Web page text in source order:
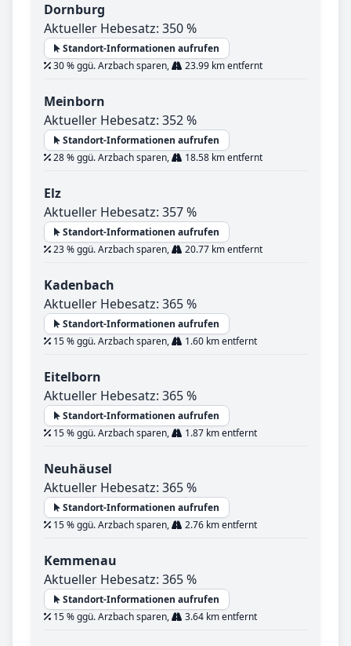
Dornburg
Aktueller Hebesatz: 350 %
Standort-Informationen aufrufen
30 % ggü. Arzbach sparen,
23.99 km entfernt
Meinborn
Aktueller Hebesatz: 352 %
Standort-Informationen aufrufen
28 % ggü. Arzbach sparen,
18.58 km entfernt
Elz
Aktueller Hebesatz: 357 %
Standort-Informationen aufrufen
23 % ggü. Arzbach sparen,
20.77 km entfernt
Kadenbach
Aktueller Hebesatz: 365 %
Standort-Informationen aufrufen
15 % ggü. Arzbach sparen,
1.60 km entfernt
Eitelborn
Aktueller Hebesatz: 365 %
Standort-Informationen aufrufen
15 % ggü. Arzbach sparen,
1.87 km entfernt
Neuhäusel
Aktueller Hebesatz: 365 %
Standort-Informationen aufrufen
15 % ggü. Arzbach sparen,
2.76 km entfernt
Kemmenau
Aktueller Hebesatz: 365 %
Standort-Informationen aufrufen
15 % ggü. Arzbach sparen,
3.64 km entfernt